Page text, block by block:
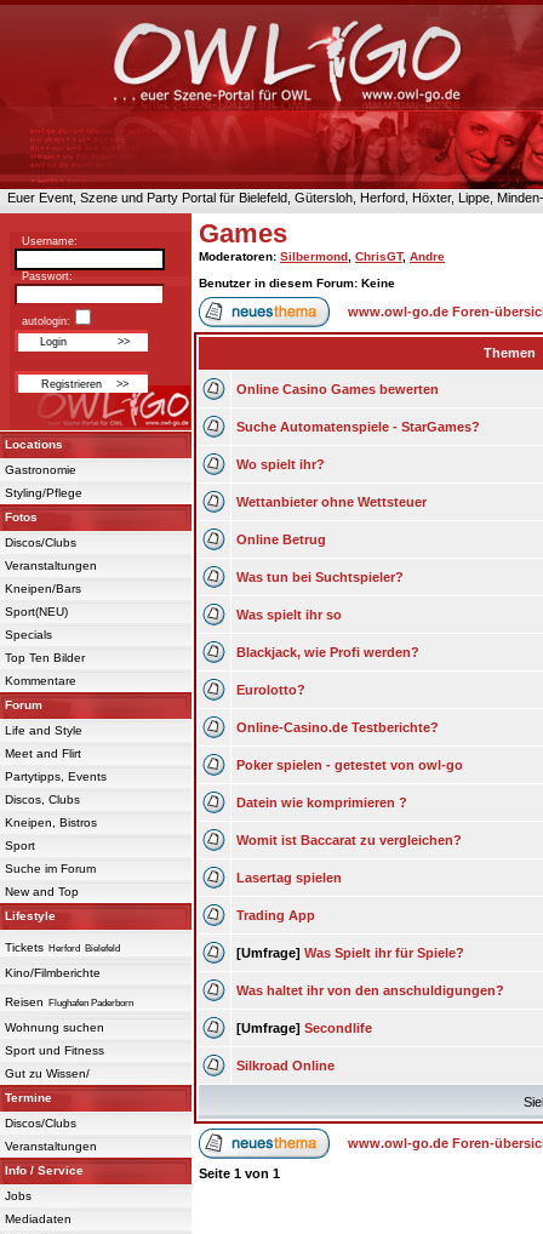
Euer Event, Szene und Party Portal für Bielefeld, Gütersloh, Herford, Höxter, Lippe,
Username:
Passwort:
autologin:
Locations
Gastronomie
Styling/Pflege
Fotos
Discos/Clubs
Veranstaltungen
Kneipen/Bars
Sport(NEU)
Specials
Top Ten Bilder
Kommentare
Forum
Life and Style
Meet and Flirt
Partytipps, Events
Discos, Clubs
Kneipen, Bistros
Sport
Suche im Forum
New and Top
Lifestyle
Tickets Herford Bielefeld
Kino/Filmberichte
Reisen Flughafen Paderborn
Wohnung suchen
Sport und Fitness
Gut zu Wissen/
Termine
Discos/Clubs
Veranstaltungen
Info / Service
Jobs
Mediadaten
Games
Moderatoren: Silbermond ChrisGT, Andre
Benutzer in diesem Forum: Keine
www.owl-go.de Foren-
Themen
Online Casino Games bewerten
Suche Automatenspiele - StarGames?
Wo spielt ihr?
Wettanbieter ohne Wettsteuer
Online Betrug
Was tun bei Suchtspieler?
Was spielt ihr so
Blackjack, wie Profi werden?
Eurolotto?
Online-Casino.de Testberichte?
Poker spielen - getestet von owl-go
Datein wie komprimieren ?
Womit ist Baccarat zu vergleichen?
Lasertag spielen
Trading App
[Umfrage] Was Spielt ihr für Spiele?
Was haltet ihr von den anschuldigungen?
[Umfrage] Secondlife
Silkroad Online
www.owl-go.de Foren-
Seite 1 von 1